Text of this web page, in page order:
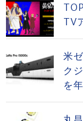
TV
米
ク
を